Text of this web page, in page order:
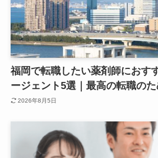
福岡で転職したい薬剤師におす
ージェント5選｜最高の転職の
2026年8月5日